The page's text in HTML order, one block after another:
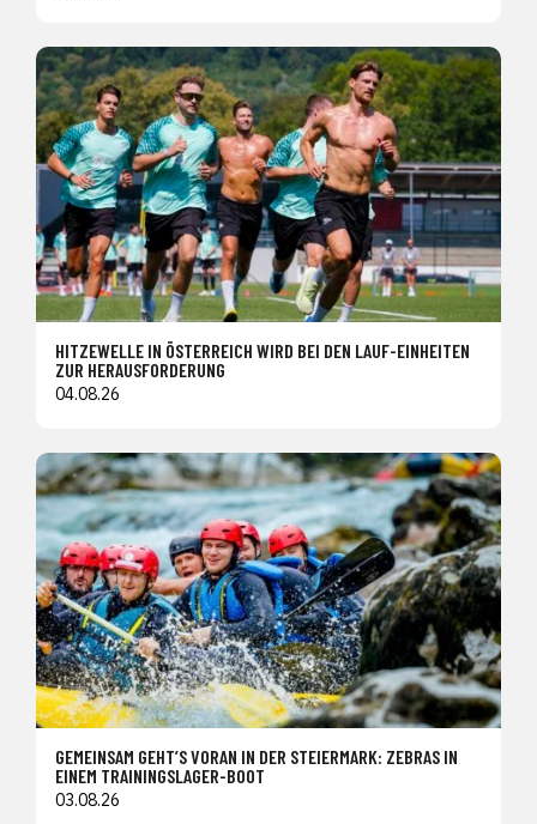
HITZEWELLE IN ÖSTERREICH WIRD BEI DEN LAUF-EINHEITEN
ZUR HERAUSFORDERUNG
04.08.26
GEMEINSAM GEHT’S VORAN IN DER STEIERMARK: ZEBRAS IN
EINEM TRAININGSLAGER-BOOT
03.08.26